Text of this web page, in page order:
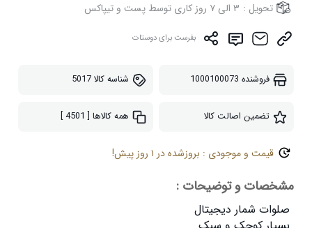
تحویل : ۳ الی ۷ روز کاری توسط پست و تیپاکس
بفرست برای دوستات
فروشنده 1000100073 شناسه کالا5017
تضمین اصالت کالا همه کالاها [ 4501 ]
قیمت و موجودی : بروزشده در ۱ روز پیش!
مشخصات و توضیحات :